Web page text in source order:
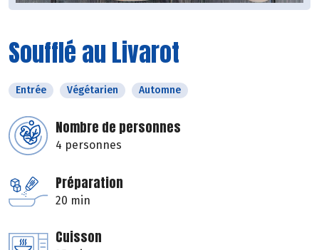
Soufflé au Livarot
Entrée Végétarien Automne
Nombre de personnes
4 personnes
Préparation
20 min
Cuisson